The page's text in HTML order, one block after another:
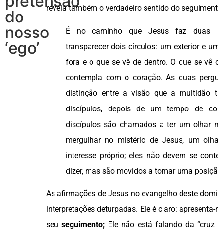
do
nosso
‘ego’
revela também o verdadeiro sentido do
É no caminho que Jesus faz duas
transparecer dois círculos: um exterior e
fora e o que se vê de dentro. O que se vê
contempla com o coração. As duas
distinção entre a visão que a multidão
discípulos, depois de um tempo de
discípulos são chamados a ter um olhar
mergulhar no mistério de Jesus, um
interesse próprio; eles não devem se
dizer, mas são movidos a tomar uma
As afirmações de Jesus no evangelho deste
interpretações deturpadas. Ele é claro:
seuseguimento; Ele não está falando da